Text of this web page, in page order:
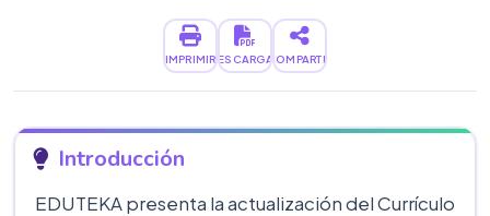
IMPRIMIRDESCARGARCOMPARTIR
Introducción
EDUTEKA presenta la actualización del Currículo